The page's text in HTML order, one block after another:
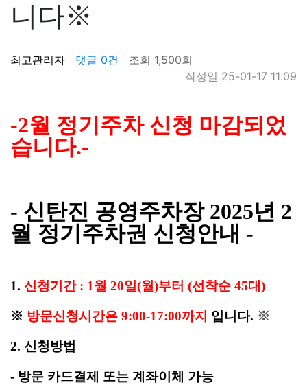
니다※
최고관리자 댓글 0건
조회 1,500회
작성일 25-01-17 11:09
-2월 정기주차 신청 마감되었
습니다.-
- 신탄진 공영주차장2025년 2
월 정기주차권 신청안내 -
1. 신청기간 : 1월 20일(월)부터 (선착순 45대)
※ 방문신청시간은 9:00-17:00까지 입니다. ※
2. 신청방법
- 방문 카드결제 또는 계좌이체 가능